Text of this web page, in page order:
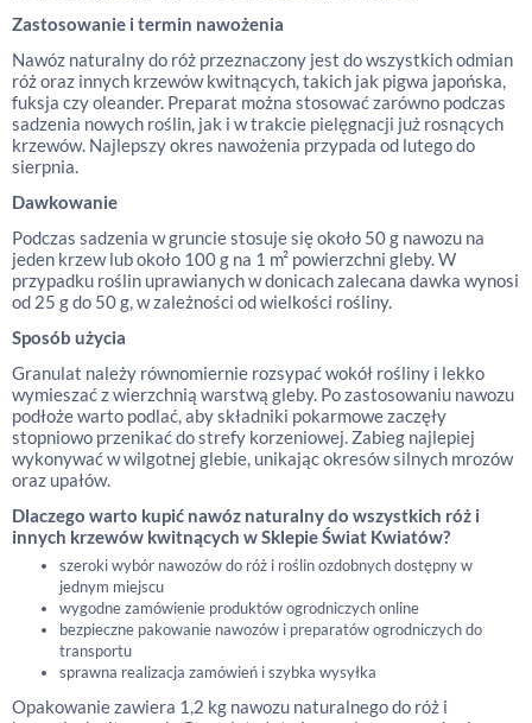
Zastosowanie i termin nawożenia
Nawóz naturalny do róż przeznaczony jest do wszystkich odmian
róż oraz innych krzewów kwitnących, takich jak pigwa japońska,
fuksja czy oleander. Preparat można stosować zarówno podczas
sadzenia nowych roślin, jak i w trakcie pielęgnacji już rosnących
krzewów. Najlepszy okres nawożenia przypada od lutego do
sierpnia.
Dawkowanie
Podczas sadzenia w gruncie stosuje się około 50 g nawozu na
jeden krzew lub około 100 g na 1 m² powierzchni gleby. W
przypadku roślin uprawianych w donicach zalecana dawka wynosi
od 25 g do 50 g, w zależności od wielkości rośliny.
Sposób użycia
Granulat należy równomiernie rozsypać wokół rośliny i lekko
wymieszać z wierzchnią warstwą gleby. Po zastosowaniu nawozu
podłoże warto podlać, aby składniki pokarmowe zaczęły
stopniowo przenikać do strefy korzeniowej. Zabieg najlepiej
wykonywać w wilgotnej glebie, unikając okresów silnych mrozów
oraz upałów.
Dlaczego warto kupić nawóz naturalny do wszystkich róż i
innych krzewów kwitnących w Sklepie Świat Kwiatów?
szeroki wybór nawozów do róż i roślin ozdobnych dostępny w
jednym miejscu
wygodne zamówienie produktów ogrodniczych online
bezpieczne pakowanie nawozów i preparatów ogrodniczych do
transportu
sprawna realizacja zamówień i szybka wysyłka
Opakowanie zawiera 1,2 kg nawozu naturalnego do róż i